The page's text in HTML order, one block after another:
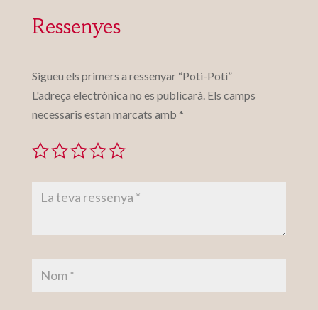
Ressenyes
Sigueu els primers a ressenyar “Poti-Poti”
L'adreça electrònica no es publicarà. Els camps
necessaris estan marcats amb *